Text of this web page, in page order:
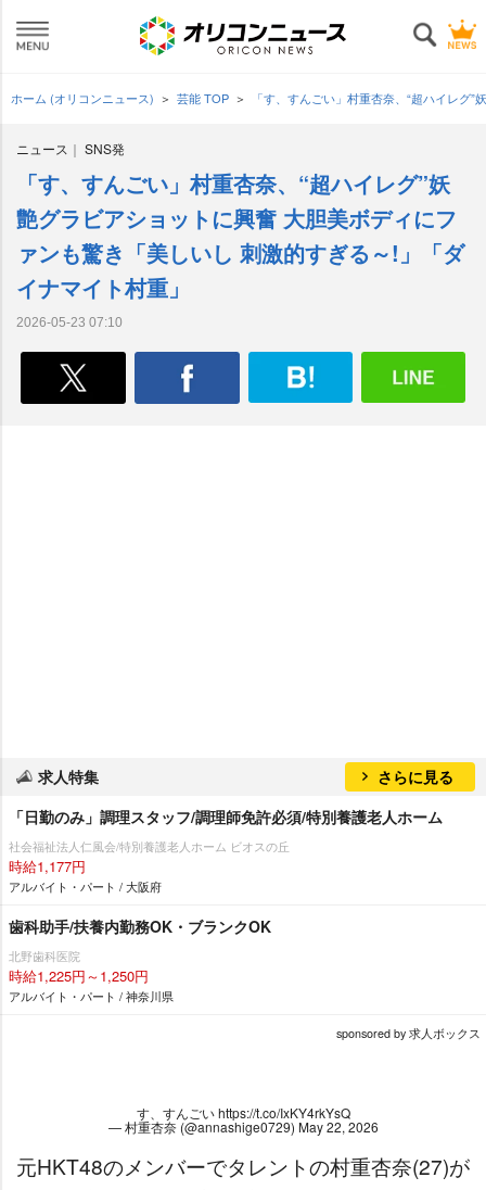
ホーム (オリコンニュース) 芸能 TOP 「す、すんごい」村重杏奈、“超ハイレグ
ニュース SNS発
「す、すんごい」村重杏奈、“超ハイレグ”妖
艶グラビアショットに興奮 大胆美ボディにフ
ァンも驚き「美しいし 刺激的すぎる～!」「ダ
イナマイト村重」
2026-05-23 07:10
求人特集
さらに見る
「日勤のみ」調理スタッフ/調理師免許必須/特別養護老人ホーム
社会福祉法人仁風会/特別養護老人ホーム ビオスの丘
時給1,177円
アルバイト・パート / 大阪府
歯科助手/扶養内勤務OK・ブランクOK
北野歯科医院
時給1,225円～1,250円
アルバイト・パート / 神奈川県
sponsored by 求人ボックス
す、すんごいhttps://t.co/IxKY4rkYsQ
— 村重杏奈 (@annashige0729) May 22, 2026
元HKT48のメンバーでタレントの村重杏奈(27)が